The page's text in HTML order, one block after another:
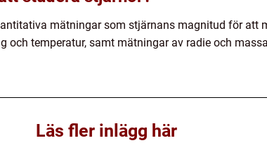
mätningar som stjärnans magnitud för att
och temperatur, samt mätningar av radie och
Läs fler inlägg här